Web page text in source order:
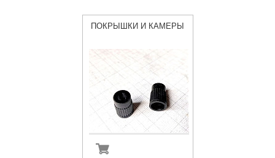
ПОКРЫШКИ И КАМЕРЫ